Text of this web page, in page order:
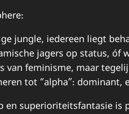
jungle, iedereen liegt
jagers op status, óf
van feminisme, maar
tot “alpha”:
en superioriteitsfantasie is